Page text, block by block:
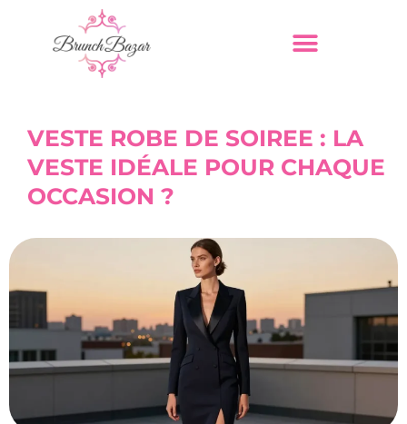
VESTE ROBE DE SOIREE : LA
VESTE IDÉALE POUR CHAQUE
OCCASION ?